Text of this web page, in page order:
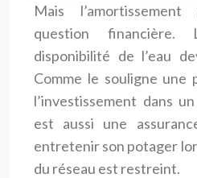
Mais
question financière.
disponibilité de l’eau
Comme le souligne une
l’investissement dans
est aussi une
entretenir son potager
du réseau est restreint.